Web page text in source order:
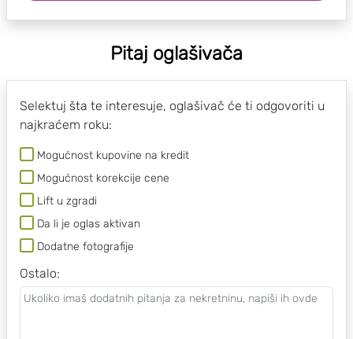
Pitaj oglašivača
Selektuj šta te interesuje, oglašivač će ti odgovoriti u
najkraćem roku:
Mogućnost kupovine na kredit
Mogućnost korekcije cene
Lift u zgradi
Da li je oglas aktivan
Dodatne fotografije
Ostalo: